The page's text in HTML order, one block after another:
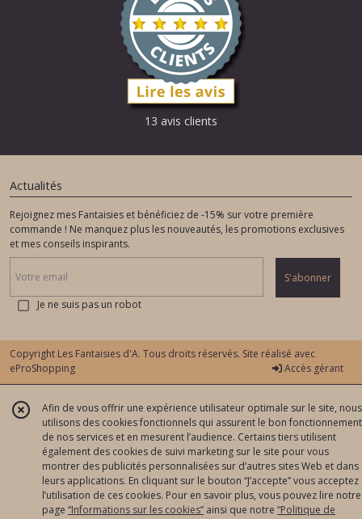
13 avis clients
Actualités
Rejoignez mes Fantaisies et bénéficiez de -15% sur votre première
commande ! Ne manquez plus les nouveautés, les promotions exclusives
et mes conseils inspirants.
S'abonner
Je ne suis pas un robot
Copyright Les Fantaisies d'A. Tous droits réservés. Site réalisé avec
eProShopping
Accès gérant
Afin de vous offrir une expérience utilisateur optimale sur le site, nous
utilisons des cookies fonctionnels qui assurent le bon fonctionnement
de nos services et en mesurent l’audience. Certains tiers utilisent
également des cookies de suivi marketing sur le site pour vous
montrer des publicités personnalisées sur d’autres sites Web et dans
leurs applications. En cliquant sur le bouton “J’accepte” vous acceptez
l’utilisation de ces cookies. Pour en savoir plus, vous pouvez lire notre
page “Informations sur les cookies” ainsi que notre “Politique de